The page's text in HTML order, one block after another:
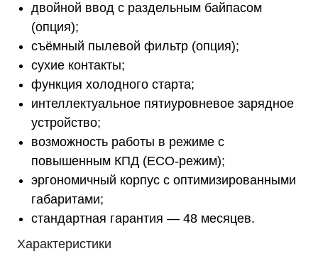
двойной ввод с раздельным байпасом
(опция);
съёмный пылевой фильтр (опция);
сухие контакты;
функция холодного старта;
интеллектуальное пятиуровневое зарядное
устройство;
возможность работы в режиме с
повышенным КПД (ECO-режим);
эргономичный корпус с оптимизированными
габаритами;
стандартная гарантия — 48 месяцев.
Характеристики